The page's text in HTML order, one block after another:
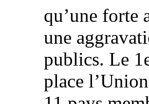
qu’une forte
une
publics. Le
place